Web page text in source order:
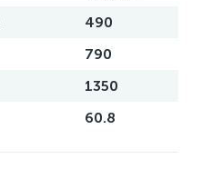
490
790
1350
60.8